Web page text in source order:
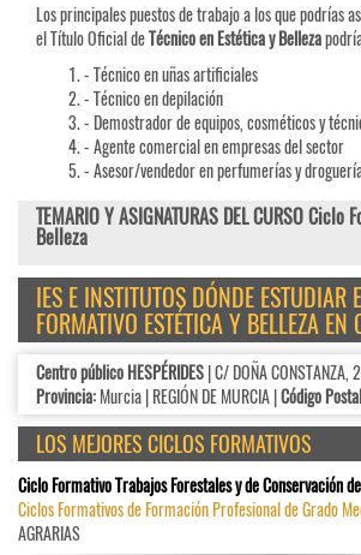
Los principales puestos de trabajo a los que podrías
el Título Oficial deTécnico en Estética y Belleza
- Técnico en uñas artificiales
- Técnico en depilación
- Demostrador de equipos, cosméticos y
- Agente comercial en empresas del sector
- Asesor/vendedor en perfumerías y
TEMARIO Y ASIGNATURAS DEL CURSO
Belleza
IES E INSTITUTOS DÓNDE ESTUDIAR
FORMATIVO ESTÉTICA Y BELLEZA EN
Centro público HESPÉRIDES| C/ DOÑA CONSTANZA,
Provincia:Murcia | REGIÓN DE MURCIA |Código
LOS MEJORES CICLOS FORMATIVOS
Ciclo Formativo Trabajos Forestales y de Conservación
Ciclos Formativos de Formación Profesional de Grado
AGRARIAS